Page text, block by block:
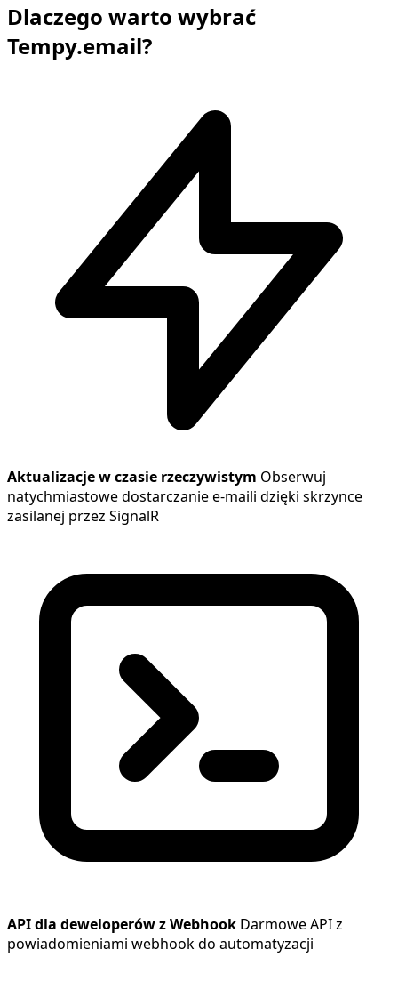
Dlaczego warto wybrać
Tempy.email?
Aktualizacje w czasie rzeczywistym Obserwuj
natychmiastowe dostarczanie e-maili dzięki skrzynce
zasilanej przez SignalR
API dla deweloperów z Webhook Darmowe API z
powiadomieniami webhook do automatyzacji